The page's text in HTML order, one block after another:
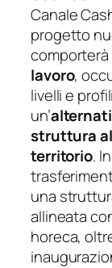
Canale
progetto
comporterà
lavoro,
livelli e
un’
struttura
territorio.
una
allineata
horeca,